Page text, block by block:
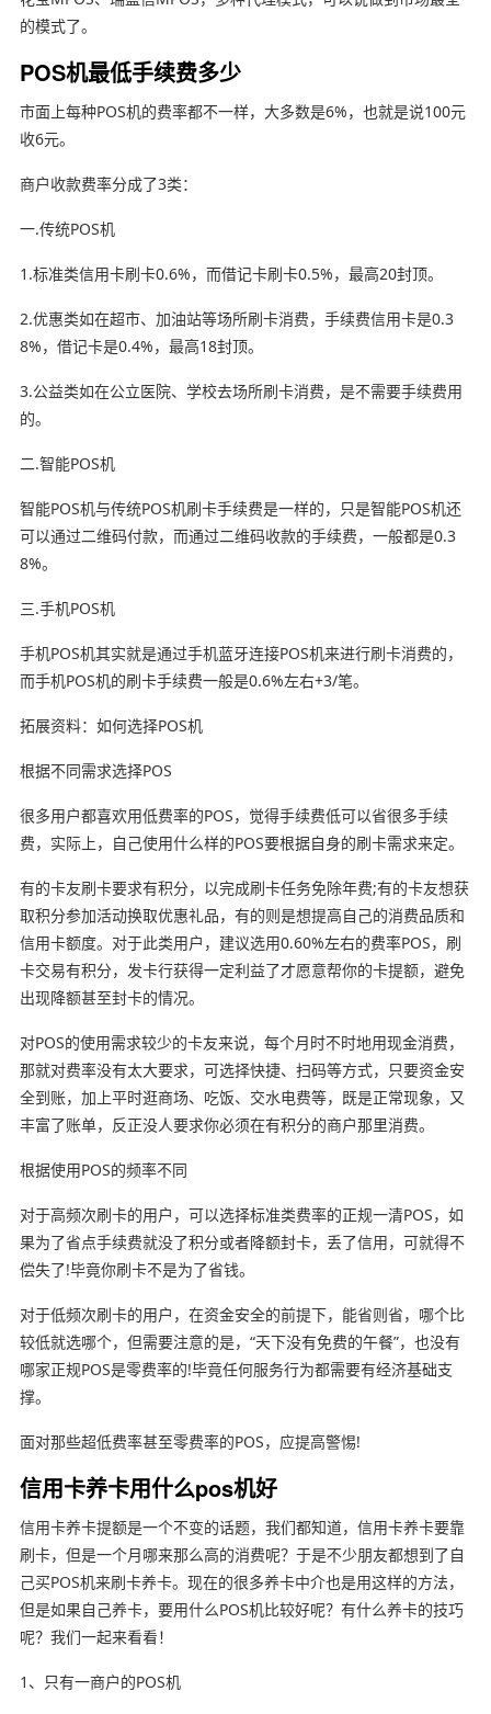
的模式了。
POS机最低手续费多少
市面上每种POS机的费率都不一样，大多数是6%，也就是说100元
收6元。
商户收款费率分成了3类：
一.传统POS机
1.标准类信用卡刷卡0.6%，而借记卡刷卡0.5%，最高20封顶。
2.优惠类如在超市、加油站等场所刷卡消费，手续费信用卡是0.3
8%，借记卡是0.4%，最高18封顶。
3.公益类如在公立医院、学校去场所刷卡消费，是不需要手续费用
的。
二.智能POS机
智能POS机与传统POS机刷卡手续费是一样的，只是智能POS机还
可以通过二维码付款，而通过二维码收款的手续费，一般都是0.3
8%。
三.手机POS机
手机POS机其实就是通过手机蓝牙连接POS机来进行刷卡消费的，
而手机POS机的刷卡手续费一般是0.6%左右+3/笔。
拓展资料：如何选择POS机
根据不同需求选择POS
很多用户都喜欢用低费率的POS，觉得手续费低可以省很多手续
费，实际上，自己使用什么样的POS要根据自身的刷卡需求来定。
有的卡友刷卡要求有积分，以完成刷卡任务免除年费;有的卡友想获
取积分参加活动换取优惠礼品，有的则是想提高自己的消费品质和
信用卡额度。对于此类用户，建议选用0.60%左右的费率POS，刷
卡交易有积分，发卡行获得一定利益了才愿意帮你的卡提额，避免
出现降额甚至封卡的情况。
对POS的使用需求较少的卡友来说，每个月时不时地用现金消费，
那就对费率没有太大要求，可选择快捷、扫码等方式，只要资金安
全到账，加上平时逛商场、吃饭、交水电费等，既是正常现象，又
丰富了账单，反正没人要求你必须在有积分的商户那里消费。
根据使用POS的频率不同
对于高频次刷卡的用户，可以选择标准类费率的正规一清POS，如
果为了省点手续费就没了积分或者降额封卡，丢了信用，可就得不
偿失了!毕竟你刷卡不是为了省钱。
对于低频次刷卡的用户，在资金安全的前提下，能省则省，哪个比
较低就选哪个，但需要注意的是，“天下没有免费的午餐”，也没有
哪家正规POS是零费率的!毕竟任何服务行为都需要有经济基础支
撑。
面对那些超低费率甚至零费率的POS，应提高警惕!
信用卡养卡用什么pos机好
信用卡养卡提额是一个不变的话题，我们都知道，信用卡养卡要靠
刷卡，但是一个月哪来那么高的消费呢？于是不少朋友都想到了自
己买POS机来刷卡养卡。现在的很多养卡中介也是用这样的方法，
但是如果自己养卡，要用什么POS机比较好呢？有什么养卡的技巧
呢？我们一起来看看！
1、只有一商户的POS机